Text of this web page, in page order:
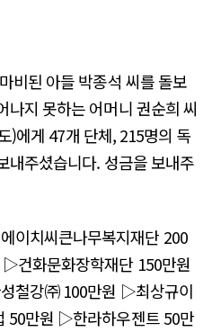
비된 아들 박종석 씨를 돌보
나지 못하는 어머니 권순희 씨
)에게 47개 단체, 215명의 독
내주셨습니다. 성금을 보내주
이치씨큰나무복지재단 200
건화문화장학재단 150만원
철강㈜ 100만원 ▷최상규이
50만원 ▷한라하우젠트 50만